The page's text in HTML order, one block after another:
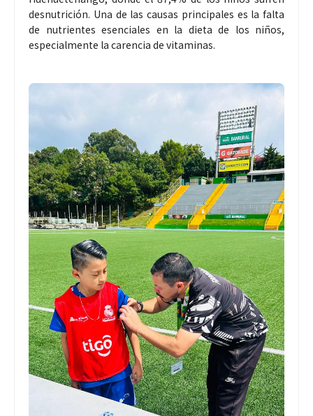
desnutrición. Una de las causas principales es la falta
de nutrientes esenciales en la dieta de los niños,
especialmente la carencia de vitaminas.